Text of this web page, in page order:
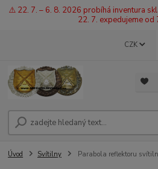
⚠️ 22. 7. – 6. 8. 2026 probíhá inventura
22. 7. expedujeme od
CZK
Úvod Svítilny Parabola reflektoru